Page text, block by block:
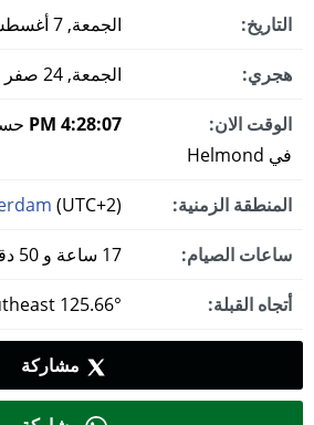
التاريخ: الجمعة, 7 أغسطس 2026 ميلادي
هجري: الجمعة, 24 صفر 1448
الوقت الان: 4:28:08 PM
في Helmond
المنطقة الزمنية: (UTC+2)
ساعات الصيام:
أتجاه القبلة:
مشاركة